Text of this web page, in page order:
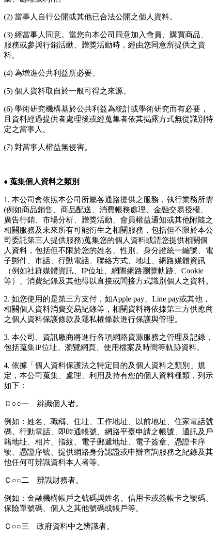
(2) 當事人自行公開或其他已合法公開之個人資料。
(3) 經當事人同意。當您向本公司同意加入會員、購買商品、
服務或參與行銷活動、贈獎活動時，經由您同意所提供之資
料。
(4) 為增進公共利益所必要。
(5) 個人資料取自於一般可得之來源。
(6) 學術研究機構基於公共利益為統計或學術研究而有必要，
且資料經過提供者處理後或經蒐集者依其揭露方式無從識別特
定之當事人。
(7) 對當事人權益無侵害。
♦︎ 蒐集個人資料之類別
1. 本公司會依照本公司所屬各通路提供之服務，執行業務所需
(例如商品銷售、商品配送、消費帳務處理、金融交易授權、
廣告行銷、市場分析、贈獎活動、會員權益通知或其他附隨之
相關服務及未來所有可能衍生之相關服務，包括但不限於本公
司委託第三人提供服務)蒐集您的個人資料或請您提供相關個
人資料，包括但不限於您的姓名、性別、身分證統一編號、電
子郵件、市話、行動電話、聯絡方式、地址、網路媒體資訊
（例如社群媒體資訊、IP位址、網際網路瀏覽軌跡、Cookie
等）、消費紀錄及其他得以直接或間接方式識別個人之資料。
2. 如您使用的是第三方支付，如Apple pay、Line pay或其他，
相關個人資料消費交易紀錄等，相關資料將依據第三方供應商
之個人資料保護條款及隱私權條款進行保護與管理。
3. 本公司、資訊廠商將進行各項網路資源服務之管理及記錄，
包括蒐集IP位址、瀏覽網頁、使用檔案及時間等軌跡資料。
4. 依據「個人資料保護法之特定目的及個人資料之類別」規
定，本公司蒐集、處理、利用及持有您的個人資料種類，列示
如下：
Ｃ○○一 辨識個人者。
例如：姓名、職稱、住址、工作地址、以前地址、住家電話號
碼、行動電話、即時通帳號、網路平臺申請之帳號、通訊及戶
籍地址、相片、指紋、電子郵遞地址、電子簽章、憑證卡序
號、憑證序號、提供網路身分認證或申辦查詢服務之紀錄及其
他任何可辨識資料本人者等。
Ｃ○○二 辨識財務者。
例如：金融機構帳戶之號碼與姓名、信用卡或簽帳卡之號碼、
保險單號碼、個人之其他號碼或帳戶等。
Ｃ○○三 政府資料中之辨識者。